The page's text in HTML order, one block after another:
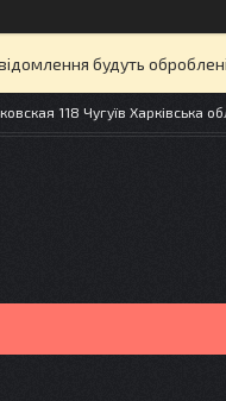
будуть
118 Чугуїв Харківська